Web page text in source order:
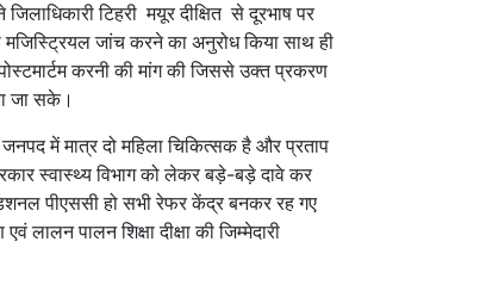
टिहरी मयूर दीक्षित से दूरभाष पर
जांच करने का अनुरोध किया साथ ही
करनी की मांग की जिससे उक्त प्रकरण
जा सके।
में मात्र दो महिला चिकित्सक है और प्रताप
स्वास्थ्य विभाग को लेकर बड़े-बड़े दावे कर
पीएससी हो सभी रेफर केंद्र बनकर रह गए
लालन पालन शिक्षा दीक्षा की जिम्मेदारी